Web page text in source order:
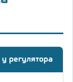
регулятора